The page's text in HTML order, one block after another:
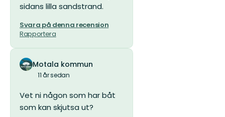
sidans lilla sandstrand.
Svara på denna recension
Rapportera
Motala kommun
11 år sedan
Vet ni någon som har båt
som kan skjutsa ut?